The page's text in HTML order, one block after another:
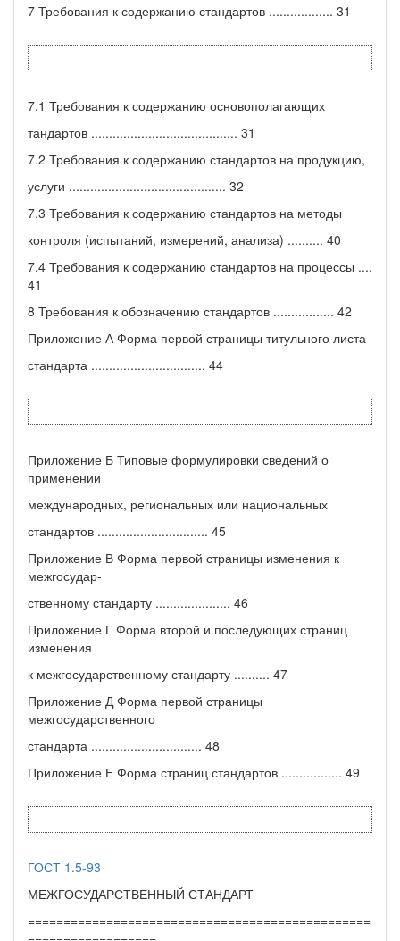
7 Требования к содержанию стандартов .................. 31
7.1 Требования к содержанию основополагающих
тандартов ......................................... 31
7.2 Требования к содержанию стандартов на продукцию,
услуги ............................................ 32
7.3 Требования к содержанию стандартов на методы
контроля (испытаний, измерений, анализа) .......... 40
7.4 Требования к содержанию стандартов на процессы ....
41
8 Требования к обозначению стандартов ................. 42
Приложение А Форма первой страницы титульного листа
стандарта ................................ 44
Приложение Б Типовые формулировки сведений о
применении
международных, региональных или национальных
стандартов ............................... 45
Приложение В Форма первой страницы изменения к
межгосудар-
ственному стандарту ..................... 46
Приложение Г Форма второй и последующих страниц
изменения
к межгосударственному стандарту .......... 47
Приложение Д Форма первой страницы
межгосударственного
стандарта ............................... 48
Приложение Е Форма страниц стандартов ................. 49
ГОСТ 1.5-93
МЕЖГОСУДАРСТВЕННЫЙ СТАНДАРТ
================================================